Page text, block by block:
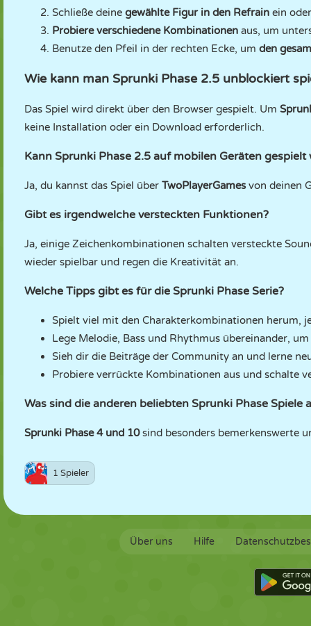
Schließe deine gewählte Figur in den Refrain ein
Probiere verschiedene Kombinationen aus, um
Benutze den Pfeil in der rechten Ecke, um den
Wie kann man Sprunki Phase 2.5 unblockiert
Das Spiel wird direkt über den Browser gespielt. Um
keine Installation oder ein Download erforderlich.
Kann Sprunki Phase 2.5 auf mobilen Geräten gespielt
Ja, du kannst das Spiel über TwoPlayerGamesvon deinen
Gibt es irgendwelche versteckten Funktionen?
Ja, einige Zeichenkombinationen schalten versteckte
wieder spielbar und regen die Kreativität an.
Welche Tipps gibt es für die Sprunki Phase Serie?
Spielt viel mit den Charakterkombinationen herum,
Lege Melodie, Bass und Rhythmus übereinander,
Sieh dir die Beiträge der Community an und lerne
Probiere verrückte Kombinationen aus und schalte
Was sind die anderen beliebten Sprunki Phase Spiele
Sprunki Phase 4 und 10sind besonders bemerkenswerte
1 Spieler
Über uns Hilfe